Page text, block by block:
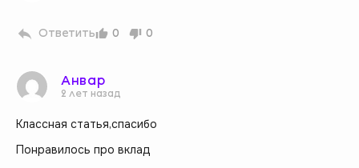
0 0
Ответить
Анвар
2 лет назад
Классная статья,спасибо
Понравилось про вклад